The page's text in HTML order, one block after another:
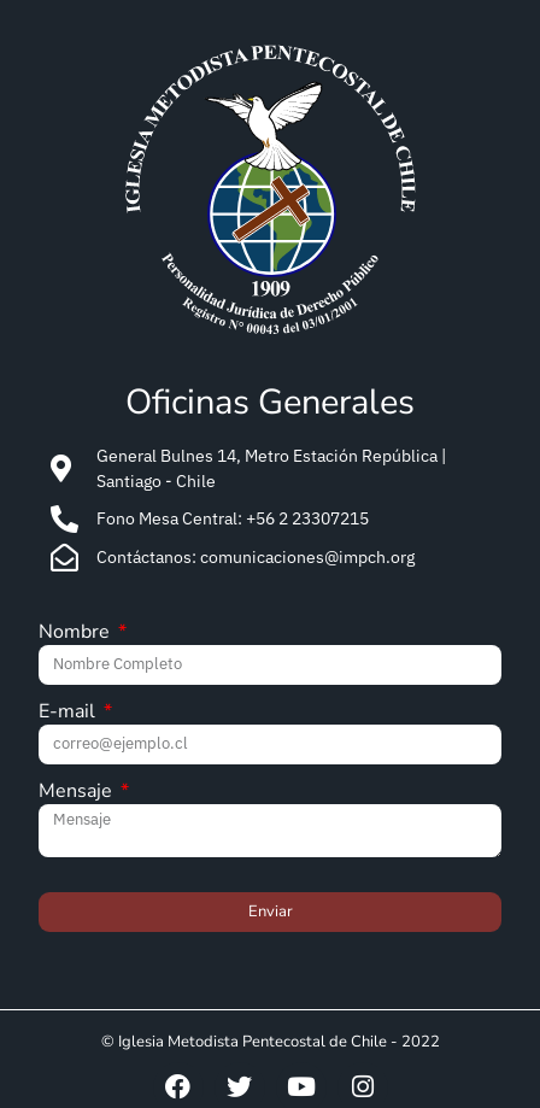
Oficinas Generales
General Bulnes 14, Metro Estación República |
Santiago - Chile
Fono Mesa Central: +56 2 23307215
Contáctanos: comunicaciones@impch.org
Nombre
E-mail
Mensaje
Enviar
© Iglesia Metodista Pentecostal de Chile - 2022